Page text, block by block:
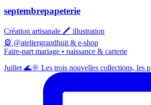
septembrepapeterie
Création artisanale 🖍️ illustration
🎡 @ateliergrandhuit & e-shop
Faire-part mariage • naissance & carterie
Juillet 🌊🌞 Les trois nouvelles collections, les p